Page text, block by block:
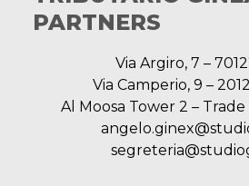
PARTNERS
Via Argiro, 7 –
Via Camperio, 9 –
Al Moosa Tower 2 –